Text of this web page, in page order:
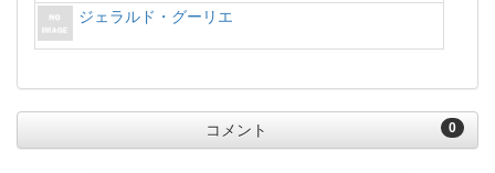
ジェラルド・グーリエ
0
コメント